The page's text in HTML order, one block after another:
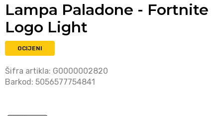
Lampa Paladone - Fortnite
Logo Light
OCIJENI
Šifra artikla: G0000002820
Barkod: 5056577754841